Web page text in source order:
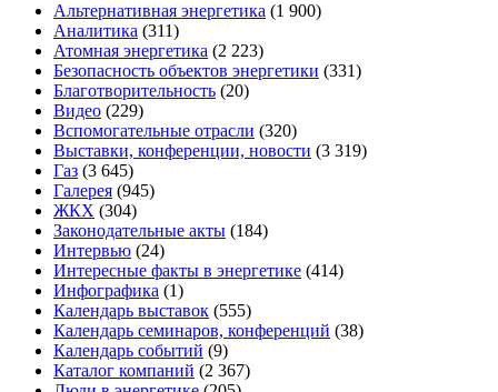
Альтернативная энергетика (1 900)
Аналитика (311)
Атомная энергетика (2 223)
Безопасность объектов энергетики (331)
Благотворительность (20)
Видео (229)
Вспомогательные отрасли (320)
Выставки, конференции, новости (3 319)
Газ (3 645)
Галерея (945)
ЖКХ (304)
Законодательные акты (184)
Интервью (24)
Интересные факты в энергетике (414)
Инфографика (1)
Календарь выставок (555)
Календарь семинаров, конференций (38)
Календарь событий (9)
Каталог компаний (2 367)